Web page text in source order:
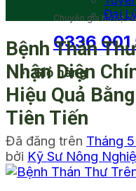
Chuyên gia hỗ trợ
0336 001
Giỏ hàng
Đại
Bệnh Thán
Nhận Diện
Hiệu Quả
Tiên Tiến
Đã đăng trên Tháng
bởi Kỹ Sư Nông